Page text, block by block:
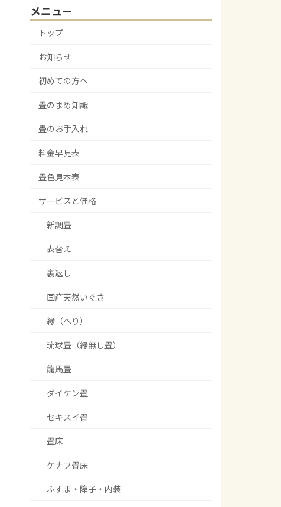
メニュー
トップ
お知らせ
初めての方へ
畳のまめ知識
畳のお手入れ
料金早見表
畳色見本表
サービスと価格
新調畳
表替え
裏返し
国産天然いぐさ
縁（へり）
琉球畳（縁無し畳）
龍馬畳
ダイケン畳
セキスイ畳
畳床
ケナフ畳床
ふすま・障子・内装